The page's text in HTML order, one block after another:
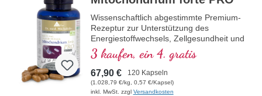
Wissenschaftlich abgestimmte Premium-
Rezeptur zur Unterstützung des
Energiestoffwechsels, Zellgesundheit und
die Zellatmung in den Mitochondrien.
Enthält Resveratrol, OPC, Q10, NADH
und Thiamin zur Förderung des
Energiestoffwechsels sowie bioaktive
Folsäure (Methyltetrahydrofolat), die
3 kaufen, ein 4. gratis
67,90 € 120 Kapseln
(1.028,79 €/kg, 0,57 €/Kapsel)
inkl. MwSt. zzgl Versandkosten